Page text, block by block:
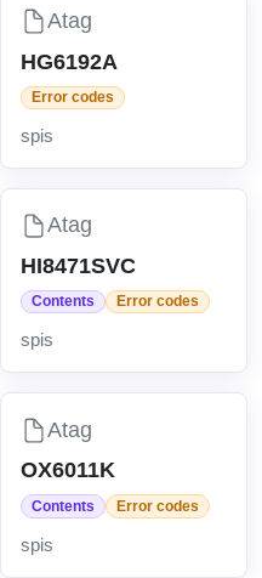
Atag
HG6192A
Error codes
spis
Atag
HI8471SVC
Contents Error codes
spis
Atag
OX6011K
Contents Error codes
spis